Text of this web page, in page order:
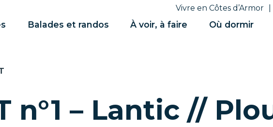
Vivre en Côtes d’Armor
Balades et randos À voir, à faire Où dormir
n°1 – Lantic //